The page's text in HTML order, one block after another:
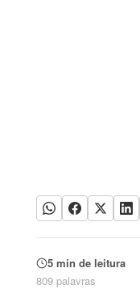
5 min de leitura
809 palavras